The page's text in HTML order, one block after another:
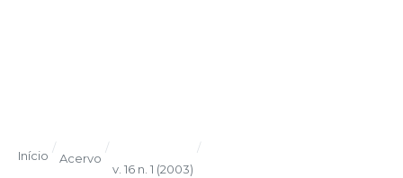
Início
/
Acervo
/
v. 16 n. 1 (2003)
/